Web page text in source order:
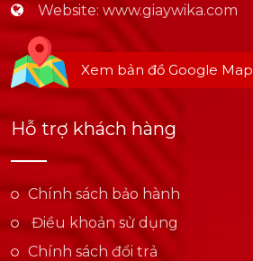
Website: www.giaywika.com
Xem bản đồ Google Map
Hỗ trợ khách hàng
Chính sách bảo hành
Điều khoản sử dụng
Chính sách đổi trả